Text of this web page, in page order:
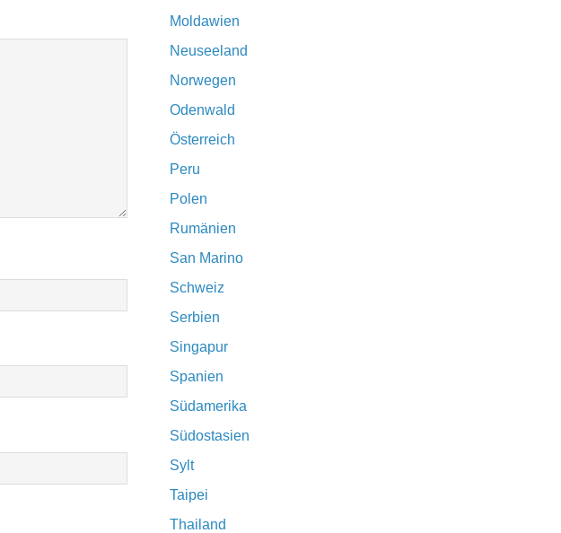
Moldawien
Neuseeland
Norwegen
Odenwald
Österreich
Peru
Polen
Rumänien
San Marino
Schweiz
Serbien
Singapur
Spanien
Südamerika
Südostasien
Sylt
Taipei
Thailand